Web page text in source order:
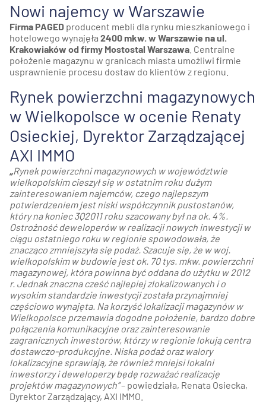
Nowi najemcy w Warszawie
Firma PAGED producent mebli dla rynku mieszkaniowego i
hotelowego wynajęła 2400 mkw. w Warszawie na ul.
Krakowiaków od firmy Mostostal Warszawa . Centralne
położenie magazynu w granicach miasta umożliwi firmie
usprawnienie procesu dostaw do klientów z regionu.
Rynek powierzchni magazynowych
w Wielkopolsce w ocenie Renaty
Osieckiej, Dyrektor Zarządzającej
AXI IMMO
„Rynek powierzchni magazynowych w województwie
wielkopolskim cieszył się w ostatnim roku dużym
zainteresowaniem najemców, czego najlepszym
potwierdzeniem jest niski współczynnik pustostanów,
który na koniec 3Q2011 roku szacowany był na ok. 4%.
Ostrożność deweloperów w realizacji nowych inwestycji w
ciągu ostatniego roku w regionie spowodowała, że
znacząco zmniejszyła się podaż. Szacuje się, że w woj.
wielkopolskim w budowie jest ok. 70 tys. mkw. powierzchni
magazynowej, która powinna być oddana do użytku w 2012
r. Jednak znaczna cześć najlepiej zlokalizowanych i o
wysokim standardzie inwestycji została przynajmniej
częściowo wynajęta. Na korzyść lokalizacji magazynów w
Wielkopolsce przemawia dogodne położenie, bardzo dobre
połączenia komunikacyjne oraz zainteresowanie
zagranicznych inwestorów, którzy w regionie lokują centra
dostawczo-produkcyjne. Niska podaż oraz walory
lokalizacyjne sprawiają, że również mniejsi lokalni
inwestorzy i deweloperzy będę rozważać realizację
projektów magazynowych”– powiedziała, Renata Osiecka,
Dyrektor Zarządzający, AXI IMMO.